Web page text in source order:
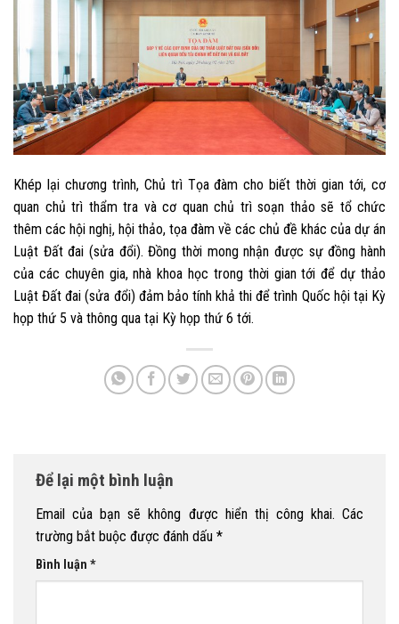
Khép lại chương trình, Chủ trì Tọa đàm cho biết thời gian tới, cơ
quan chủ trì thẩm tra và cơ quan chủ trì soạn thảo sẽ tổ chức
thêm các hội nghị, hội thảo, tọa đàm về các chủ đề khác của dự án
Luật Đất đai (sửa đổi). Đồng thời mong nhận được sự đồng hành
của các chuyên gia, nhà khoa học trong thời gian tới để dự thảo
Luật Đất đai (sửa đổi) đảm bảo tính khả thi để trình Quốc hội tại Kỳ
họp thứ 5 và thông qua tại Kỳ họp thứ 6 tới.
Để lại một bình luận
Email của bạn sẽ không được hiển thị công khai. Các
trường bắt buộc được đánh dấu *
Bình luận *